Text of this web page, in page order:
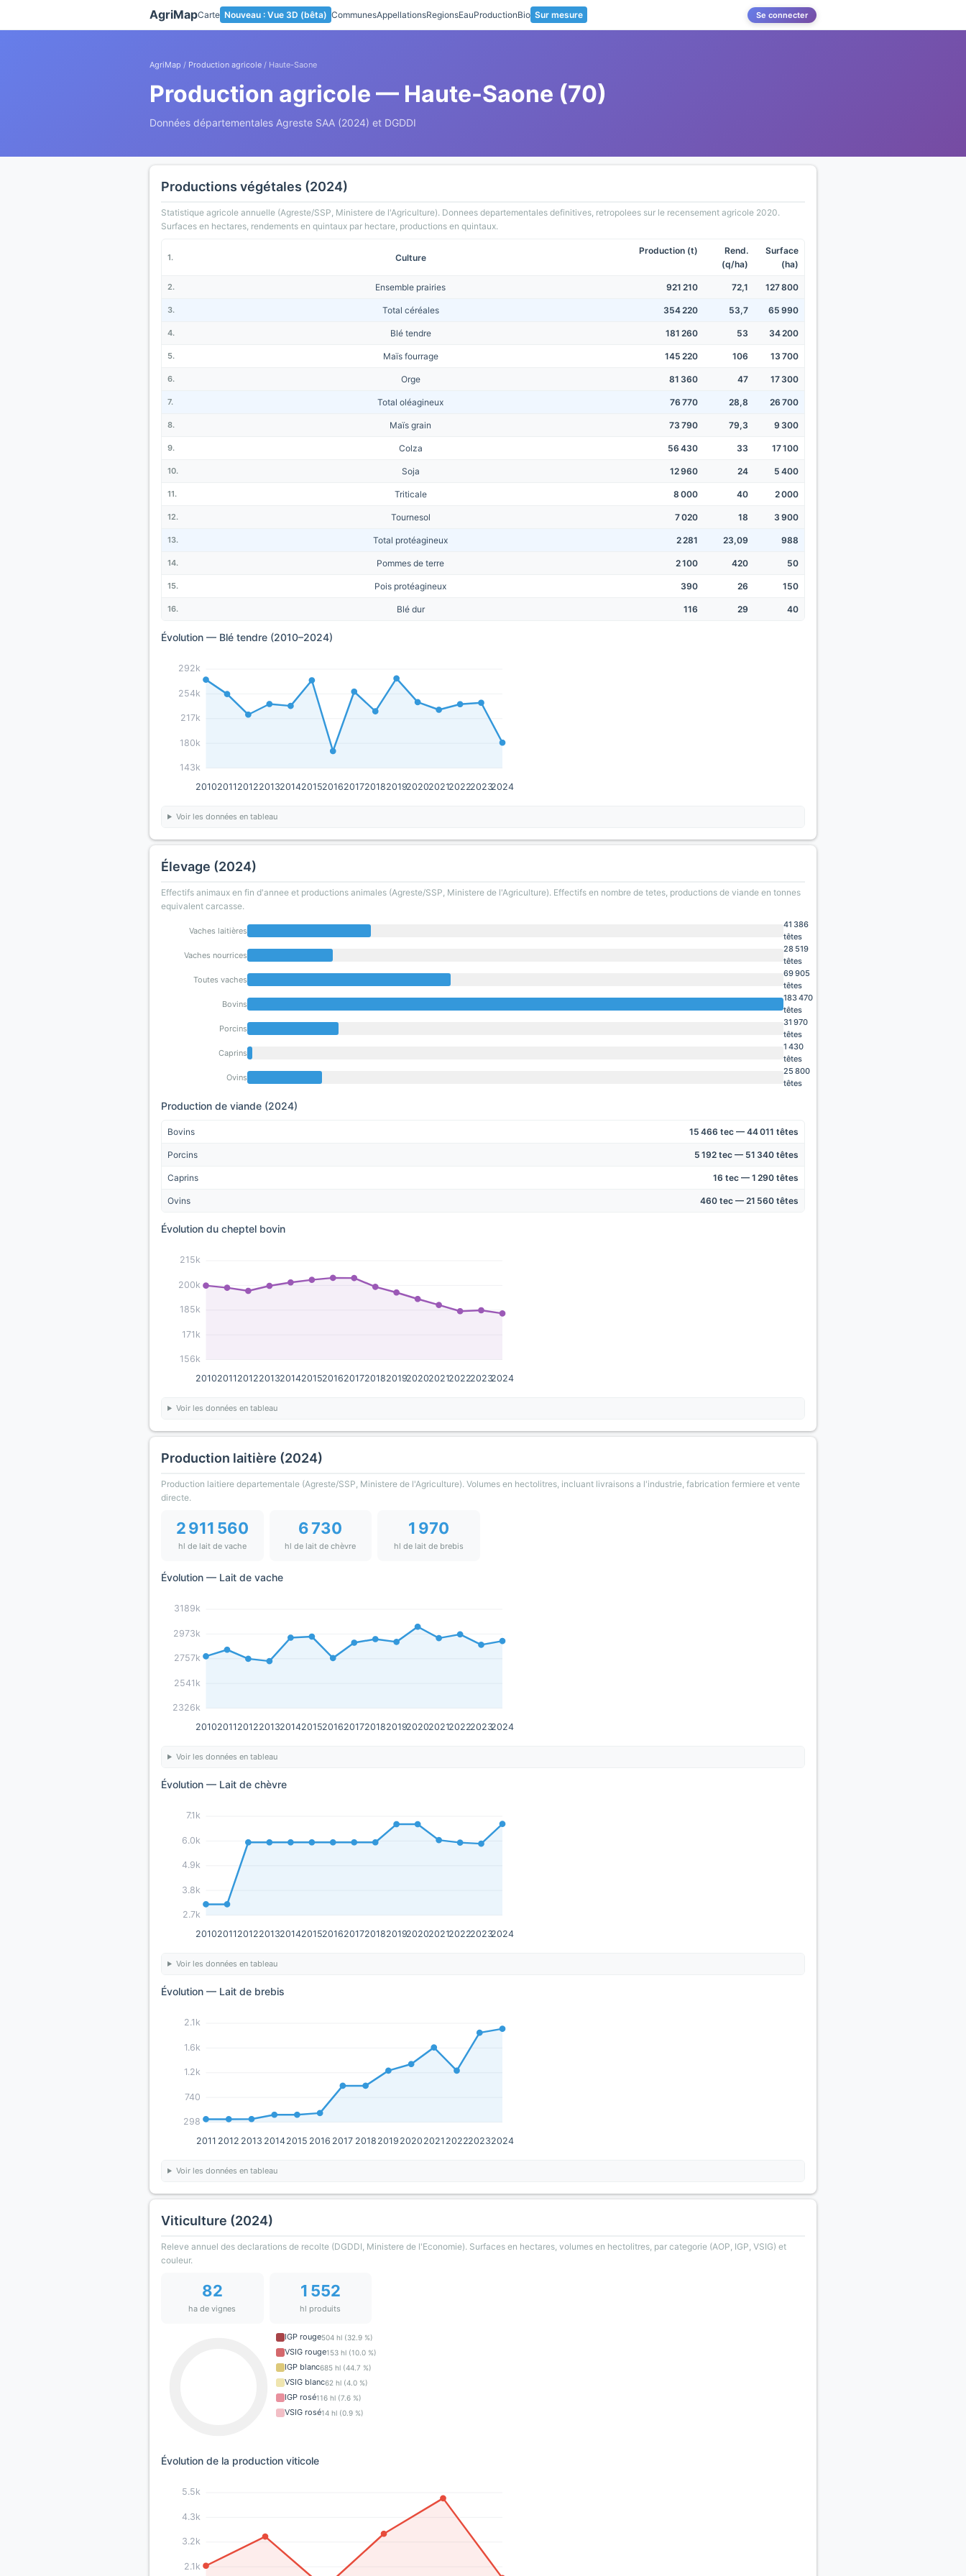
AgriMapCarte Nouveau : Vue 3D (bêta) CommunesAppellationsRegionsEauProductionBio Sur mesure Se connecter
AgriMap / Production agricole / Haute-Saone
Production agricole — Haute-Saone (70)
Données départementales Agreste SAA (2024) et DGDDI
Productions végétales (2024)
Statistique agricole annuelle (Agreste/SSP, Ministere de l'Agriculture). Donnees departementales definitives, retropolees sur le recensement agricole 2020.
Surfaces en hectares, rendements en quintaux par hectare, productions en quintaux.
Culture
Production (t)
Rend.
(q/ha)
Surface
(ha)
Ensemble prairies 921 210 72,1 127 800
Total céréales 354 220 53,7 65 990
Blé tendre 181 260 53 34 200
Maïs fourrage 145 220 106 13 700
Orge 81 360 47 17 300
Total oléagineux 76 770 28,8 26 700
Maïs grain 73 790 79,3 9 300
Colza 56 430 33 17 100
Soja 12 960 24 5 400
Triticale 8 000 40 2 000
Tournesol 7 020 18 3 900
Total protéagineux 2 281 23,09 988
Pommes de terre 2 100 420 50
Pois protéagineux 390 26 150
Blé dur 116 29 40
Évolution — Blé tendre (2010–2024)
143k
180k
217k
254k
292k
201020112012201320142015201620172018201920202021202220232024
Voir les données en tableau
Élevage (2024)
Effectifs animaux en fin d'annee et productions animales (Agreste/SSP, Ministere de l'Agriculture). Effectifs en nombre de tetes, productions de viande en tonnes
equivalent carcasse.
Vaches laitières
41 386
têtes
Vaches nourrices
28 519
têtes
Toutes vaches
69 905
têtes
Bovins
183 470
têtes
Porcins
31 970
têtes
Caprins
1 430
têtes
Ovins
25 800
têtes
Production de viande (2024)
Bovins 15 466 tec — 44 011 têtes
Porcins 5 192 tec — 51 340 têtes
Caprins 16 tec — 1 290 têtes
Ovins 460 tec — 21 560 têtes
Évolution du cheptel bovin
156k
171k
185k
200k
215k
201020112012201320142015201620172018201920202021202220232024
Voir les données en tableau
Production laitière (2024)
Production laitiere departementale (Agreste/SSP, Ministere de l'Agriculture). Volumes en hectolitres, incluant livraisons a l'industrie, fabrication fermiere et vente
directe.
2 911 560
hl de lait de vache
6 730
hl de lait de chèvre
1 970
hl de lait de brebis
Évolution — Lait de vache
2326k
2541k
2757k
2973k
3189k
201020112012201320142015201620172018201920202021202220232024
Voir les données en tableau
Évolution — Lait de chèvre
2.7k
3.8k
4.9k
6.0k
7.1k
201020112012201320142015201620172018201920202021202220232024
Voir les données en tableau
Évolution — Lait de brebis
298
740
1.2k
1.6k
2.1k
2011 2012 2013 20142015 2016 2017 2018201920202021202220232024
Voir les données en tableau
Viticulture (2024)
Releve annuel des declarations de recolte (DGDDI, Ministere de l'Economie). Surfaces en hectares, volumes en hectolitres, par categorie (AOP, IGP, VSIG) et
couleur.
82
ha de vignes
1 552
hl produits
IGP rouge504 hl (32.9 %)
VSIG rouge153 hl (10.0 %)
IGP blanc685 hl (44.7 %)
VSIG blanc62 hl (4.0 %)
IGP rosé116 hl (7.6 %)
VSIG rosé14 hl (0.9 %)
Évolution de la production viticole
2.1k
3.2k
4.3k
5.5k
Panneau de gestion des cookies